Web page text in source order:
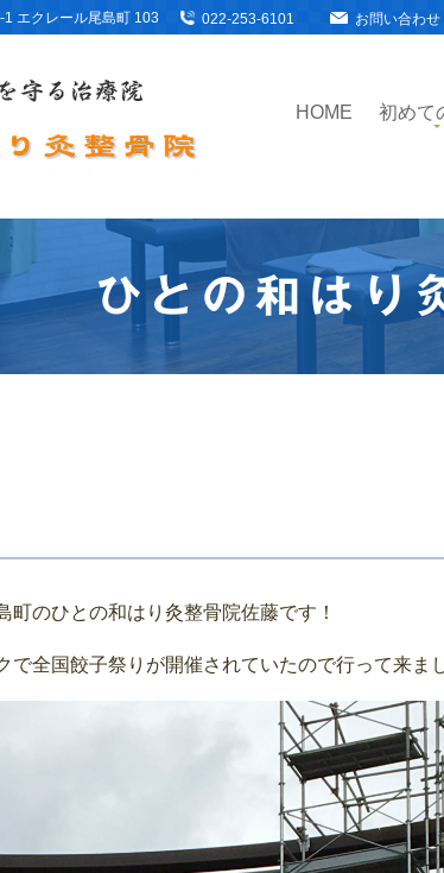
エクレール尾島町 103 022-253-6101 お問い合わせ
HOME 初めて
ひとの和はり
町のひとの和はり灸整骨院佐藤です！
で全国餃子祭りが開催されていたので行って来ま